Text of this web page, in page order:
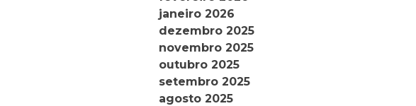
janeiro 2026
dezembro 2025
novembro 2025
outubro 2025
setembro 2025
agosto 2025